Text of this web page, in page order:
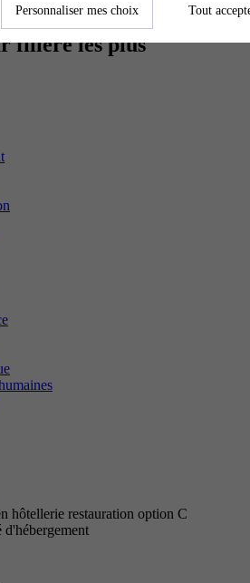
filière les plus
hôtellerie restauration option C
d'hébergement
Personnaliser mes choix Tout